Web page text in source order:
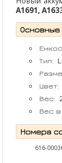
A1691,
Основные
Тип:
Цвет:
Вес:
Вес в
Номера
616-